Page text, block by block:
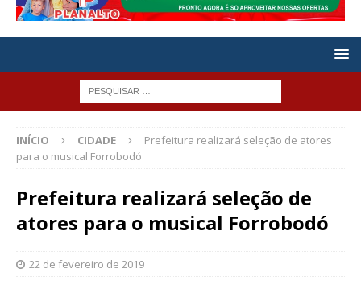
INÍCIO CIDADE
Prefeitura realizará seleção de atores
para o musical Forrobodó
Prefeitura realizará seleção de
atores para o musical Forrobodó
22 de fevereiro de 2019